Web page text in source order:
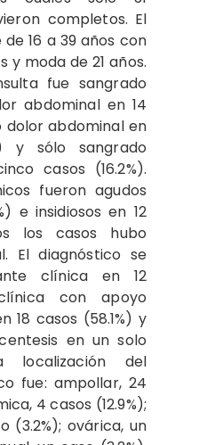
completos. El
16 a 39 años con
y moda de 21 años.
fue sangrado
abdominal en 14
dolor abdominal en
y sólo sangrado
casos (16.2%).
fueron agudos
e insidiosos en 12
los casos hubo
El diagnóstico se
clínica en 12
con apoyo
18 casos (58.1%) y
en un solo
localización del
fue: ampollar, 24
4 casos (12.9%);
(3.2%); ovárica, un